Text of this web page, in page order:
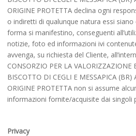
ORIGINE PROTETTA declina ogni
o indiretti di qualunque natura essi
forma si manifestino, conseguenti
notizie, foto ed informazioni ivi
avvenga, su richiesta del Cliente,
CONSORZIO PER LA VALORIZZAZIONE
BISCOTTO DI CEGLI E MESSAPICA
ORIGINE PROTETTA non si assume
informazioni fornite/acquisite dai singoli
Privacy